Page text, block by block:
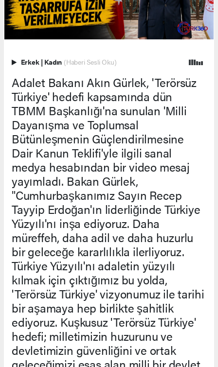
Erkek | Kadın (Haberi Sesli Oku)
Adalet Bakanı Akın Gürlek, 'Terörsüz
Türkiye' hedefi kapsamında dün
TBMM Başkanlığı'na sunulan 'Milli
Dayanışma ve Toplumsal
Bütünleşmenin Güçlendirilmesine
Dair Kanun Teklifi'yle ilgili sanal
medya hesabından bir video mesaj
yayımladı. Bakan Gürlek,
"Cumhurbaşkanımız Sayın Recep
Tayyip Erdoğan'ın liderliğinde Türkiye
Yüzyılı'nı inşa ediyoruz. Daha
müreffeh, daha adil ve daha huzurlu
bir geleceğe kararlılıkla ilerliyoruz.
Türkiye Yüzyılı'nı adaletin yüzyılı
kılmak için çıktığımız bu yolda,
'Terörsüz Türkiye' vizyonumuz ile tarihi
bir aşamaya hep birlikte şahitlik
ediyoruz. Kuşkusuz 'Terörsüz Türkiye'
hedefi; milletimizin huzurunu ve
devletimizin güvenliğini ve ortak